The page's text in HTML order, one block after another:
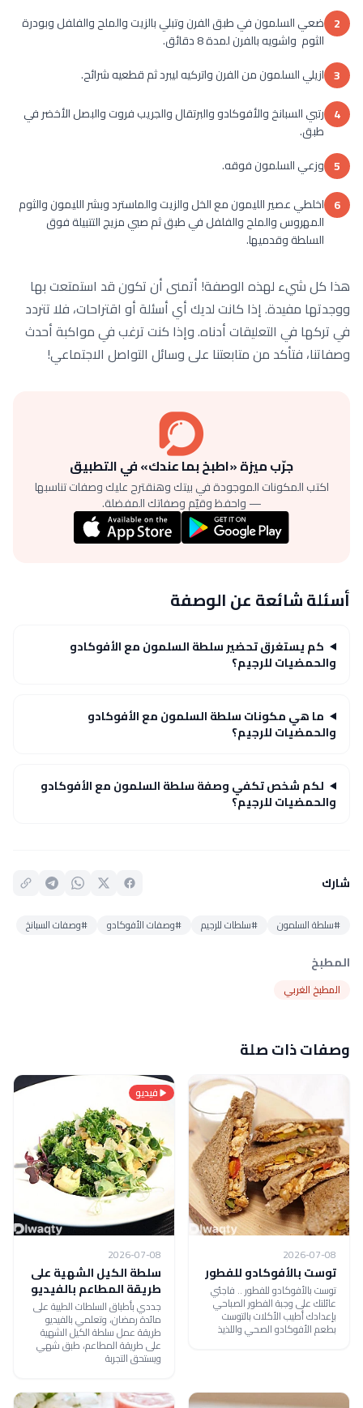
2 ضعي السلمون في طبق الفرن وتبلي بالزيت والملح والفلفل وبودرة
الثوم واشويه بالفرن لمدة 8 دقائق.
3 ازيلي السلمون من الفرن واتركيه ليبرد ثم قطعيه شرائح.
4 رتبي السبانخ والأفوكادو والبرتقال والجريب فروت والبصل الأخضر في
طبق.
5 وزعي السلمون فوقه.
6 اخلطي عصير الليمون مع الخل والزيت والماسترد وبشر الليمون والثوم
المهروس والملح والفلفل في طبق ثم صبي مزيج التتبيلة فوق
السلطة وقدميها.
هذا كل شيء لهذه الوصفة! أتمنى أن تكون قد استمتعت بها
ووجدتها مفيدة. إذا كانت لديك أي أسئلة أو اقتراحات، فلا تتردد
في تركها في التعليقات أدناه. وإذا كنت ترغب في مواكبة أحدث
وصفاتنا، فتأكد من متابعتنا على وسائل التواصل الاجتماعي!
جرّب ميزة «اطبخ بما عندك» في التطبيق
اكتب المكونات الموجودة في بيتك وهنقترح عليك وصفات تناسبها
— واحفظ وقيّم وصفاتك المفضلة.
أسئلة شائعة عن الوصفة
كم يستغرق تحضير سلطة السلمون مع الأفوكادو
والحمضيات للرجيم؟
ما هي مكونات سلطة السلمون مع الأفوكادو
والحمضيات للرجيم؟
لكم شخص تكفي وصفة سلطة السلمون مع الأفوكادو
والحمضيات للرجيم؟
شارك
#سلطة السلمون #سلطات للرجيم #وصفات الأفوكادو #وصفات السبانخ
المطبخ
المطبخ الغربي
وصفات ذات صلة
2026-07-08
توست بالأفوكادو للفطور
توست بالأفوكادو للفطور .. فاجئي
عائلتك على وجبة الفطور الصباحي
بإعدادك أطيب الأكلات بالتوست
بطعم الأفوكادو الصحي واللذيذ
فيديو
2026-07-08
سلطة الكيل الشهية على
طريقة المطاعم بالفيديو
جددي بأطباق السلطات الطيبة على
مائدة رمضان، وتعلمي بالفيديو
طريقة عمل سلطة الكيل الشهية
على طريقة المطاعم، طبق شهي
ويستحق التجربة